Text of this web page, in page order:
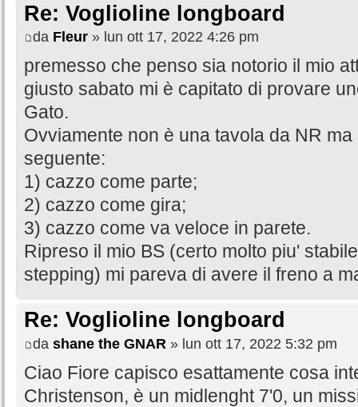
Re: Voglioline longboard
da Fleur » lun ott 17, 2022 4:26 pm
premesso che penso sia notorio il mio
giusto sabato mi è capitato di provare
Gato.
Ovviamente non è una tavola da NR
seguente:
1) cazzo come parte;
2) cazzo come gira;
3) cazzo come va veloce in parete.
Ripreso il mio BS (certo molto piu'
stepping) mi pareva di avere il freno a
Re: Voglioline longboard
da shane the GNAR » lun ott 17, 2022 5:32 pm
Ciao Fiore capisco esattamente cosa
Christenson, è un midlenght 7'0, un